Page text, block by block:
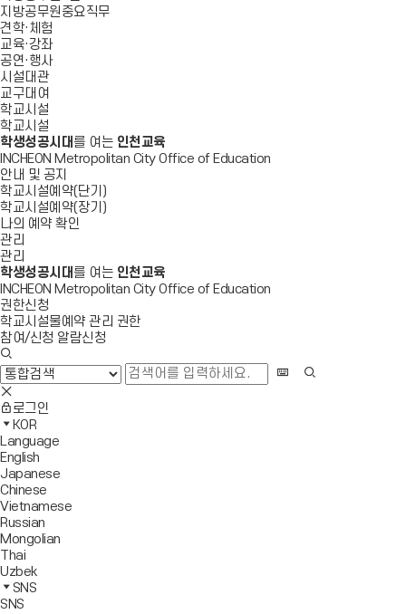
지방공무원중요직무
견학·체험
교육·강좌
공연·행사
시설대관
교구대여
학교시설
학교시설
학생성공시대 를 여는 인천교육
INCHEON Metropolitan City Office of Education
안내 및 공지
학교시설예약(단기)
학교시설예약(장기)
나의 예약 확인
관리
관리
학생성공시대 를 여는 인천교육
INCHEON Metropolitan City Office of Education
권한신청
학교시설물예약 관리 권한
참여/신청 알람신청
검
색
창
열
기
검
검
색
영
역
닫
기
사
이
트
맵
이
동
모
바
일
메
뉴
열
기
전
체
메
뉴
로그인
KOR
Language
English
Japanese
Chinese
Vietnamese
Russian
Mongolian
Thai
Uzbek
SNS
SNS